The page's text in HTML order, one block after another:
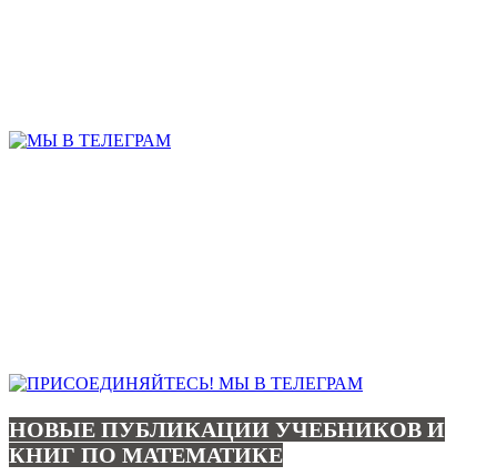
НОВЫЕ ПУБЛИКАЦИИ УЧЕБНИКОВ И
КНИГ ПО МАТЕМАТИКЕ